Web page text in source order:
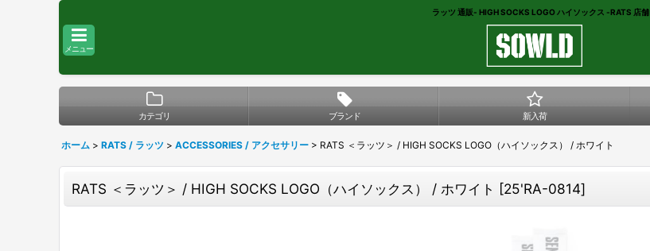
ラッツ 通販- HIGH SOCKS LOGO ハイソックス -RATS 店舗
メニュー
カテゴリ ブランド 新入荷
ホーム > RATS / ラッツ > ACCESSORIES / アクセサリー > RATS ＜ラッツ＞ / HIGH SOCKS LOGO（ハイソックス） / ホワイト
RATS ＜ラッツ＞ / HIGH SOCKS LOGO（ハイソックス） / ホワイト [25'RA-0814]